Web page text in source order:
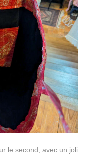
le second, avec un joli